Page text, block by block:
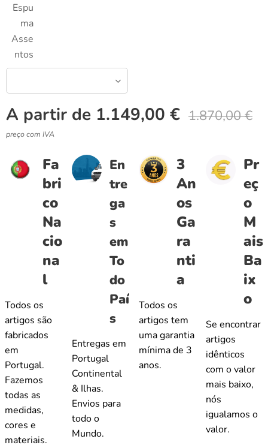
Espu
ma
Asse
ntos
A partir de 1.149,00 € 1.870,00€
preço com IVA
Fa
bri
co
Na
cio
na
l
Todos os
artigos são
fabricados
em
Portugal.
Fazemos
todas as
medidas,
cores e
materiais.
En
tre
ga
s
em
To
do
Paí
s
Entregas em
Portugal
Continental
& Ilhas.
Envios para
todo o
Mundo.
3
An
os
Ga
ra
nti
a
Todos os
artigos tem
uma garantia
mínima de 3
anos.
Pr
eç
o
M
ais
Ba
ix
o
Se encontrar
artigos
idênticos
com o valor
mais baixo,
nós
igualamos o
valor.